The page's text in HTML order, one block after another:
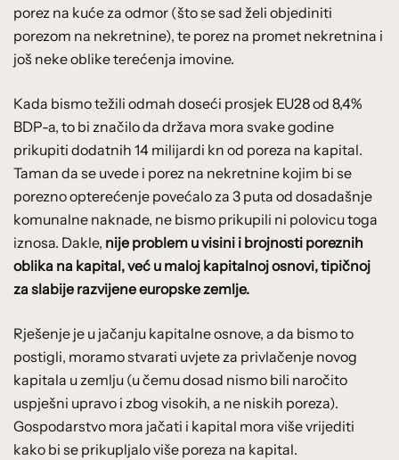
porez na kuće za odmor (što se sad želi objediniti
porezom na nekretnine), te porez na promet nekretnina i
još neke oblike terećenja imovine.
Kada bismo težili odmah doseći prosjek EU28 od 8,4%
BDP-a, to bi značilo da država mora svake godine
prikupiti dodatnih 14 milijardi kn od poreza na kapital.
Taman da se uvede i porez na nekretnine kojim bi se
porezno opterećenje povećalo za 3 puta od dosadašnje
komunalne naknade, ne bismo prikupili ni polovicu toga
iznosa. Dakle, nije problem u visini i brojnosti poreznih
oblika na kapital, već u maloj kapitalnoj osnovi, tipičnoj
za slabije razvijene europske zemlje.
Rješenje je u jačanju kapitalne osnove, a da bismo to
postigli, moramo stvarati uvjete za privlačenje novog
kapitala u zemlju (u čemu dosad nismo bili naročito
uspješni upravo i zbog visokih, a ne niskih poreza).
Gospodarstvo mora jačati i kapital mora više vrijediti
kako bi se prikupljalo više poreza na kapital.